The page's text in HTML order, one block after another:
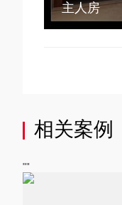
主人房
相关案例
""